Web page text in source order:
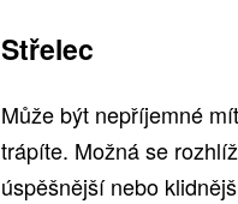
Střelec
Může být nepříjemné
trápíte. Možná se
úspěšnější nebo